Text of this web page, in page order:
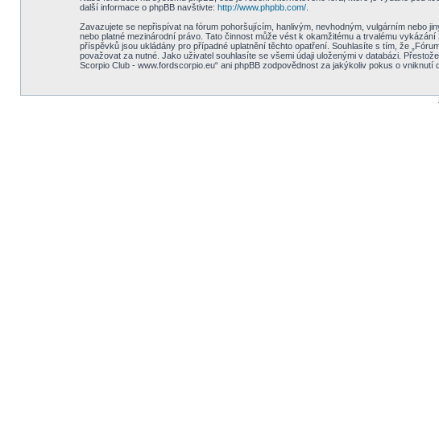
další informace o phpBB navštivte: http://www.phpbb.com/.
Zavazujete se nepřispívat na fórum pohoršujícím, hanlivým, nevhodným, vulgárním nebo
nebo platné mezinárodní právo. Tato činnost může vést k okamžitému a trvalému
příspěvků jsou ukládány pro případné uplatnění těchto opatření. Souhlasíte s tím, že
považovat za nutné. Jako uživatel souhlasíte se všemi údaji uloženými v databázi.
Scorpio Club - www.fordscorpio.eu“ ani phpBB zodpovědnost za jakýkoliv pokus o